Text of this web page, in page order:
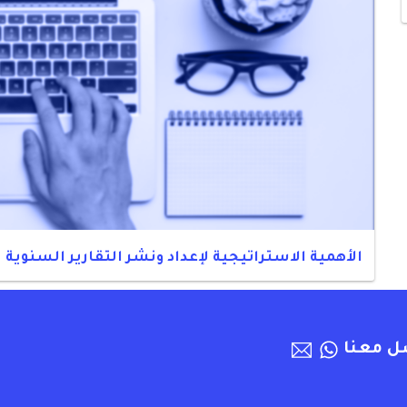
الأهمية الاستراتيجية لإعداد ونشر التقارير السنوية
معنا